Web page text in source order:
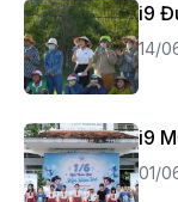
i9
14/
i9
01/